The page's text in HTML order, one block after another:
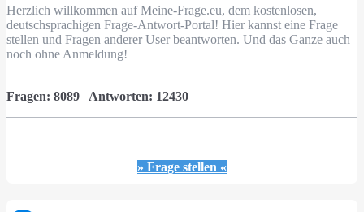
Herzlich willkommen auf Meine-Frage.eu, dem kostenlosen,
deutschsprachigen Frage-Antwort-Portal! Hier kannst eine Frage
stellen und Fragen anderer User beantworten. Und das Ganze auch
noch ohne Anmeldung!
Fragen: 8089 | Antworten: 12430
» Frage stellen «